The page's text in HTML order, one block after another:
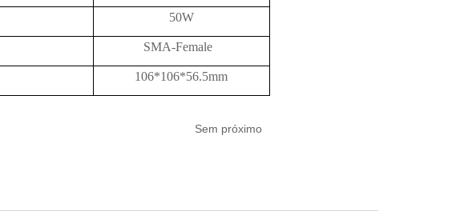
50W
SMA-Female
106*106*56.5mm
Sem próximo